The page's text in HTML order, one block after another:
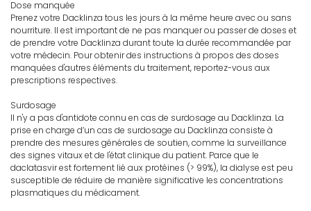
Dose manquée
Prenez votre Dacklinza tous les jours à la même heure avec ou sans
nourriture. Il est important de ne pas manquer ou passer de doses et
de prendre votre Dacklinza durant toute la durée recommandée par
votre médecin. Pour obtenir des instructions à propos des doses
manquées d'autres éléments du traitement, reportez-vous aux
prescriptions respectives.
Surdosage
Il n'y a pas d'antidote connu en cas de surdosage au Dacklinza. La
prise en charge d’un cas de surdosage au Dacklinza consiste à
prendre des mesures générales de soutien, comme la surveillance
des signes vitaux et de l'état clinique du patient. Parce que le
daclatasvir est fortement lié aux protéines (> 99%), la dialyse est peu
susceptible de réduire de manière significative les concentrations
plasmatiques du médicament.